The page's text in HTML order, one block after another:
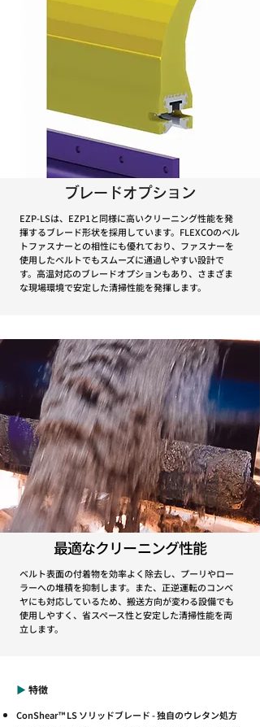
ブレードオプション
EZP-LSは、EZP1と同様に高いクリーニング性能を発
揮するブレード形状を採用しています。FLEXCOのベル
トファスナーとの相性にも優れており、ファスナーを
使用したベルトでもスムーズに通過しやすい設計で
す。高温対応のブレードオプションもあり、さまざま
な現場環境で安定した清掃性能を発揮します。
​最適なクリーニング性能
ベルト表面の付着物を効率よく除去し、プーリやロー
ラーへの堆積を抑制します。また、正逆運転のコンベ
ヤにも対応しているため、搬送方向が変わる設備でも
使用しやすく、省スペース性と安定した清掃性能を両
立します。
▶︎ 特徴
ConShear™ LS ソリッドブレード - 独自のウレタン処方